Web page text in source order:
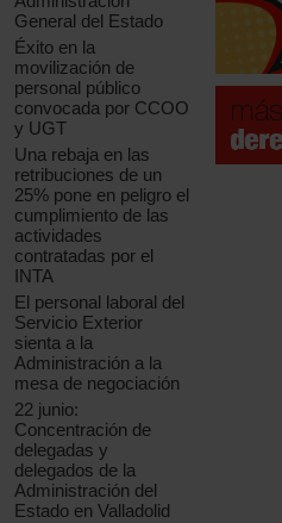
General del Estado
Éxito en la
movilización de
personal público
convocada por CCOO
y UGT
Una rebaja en las
retribuciones de un
25% pone en peligro el
cumplimiento de las
actividades
contratadas por el
INTA
El personal laboral del
Servicio Exterior
sienta a la
Administración a la
mesa de negociación
22 junio:
Concentración de
delegadas y
delegados de la
Administración del
Estado en Valladolid